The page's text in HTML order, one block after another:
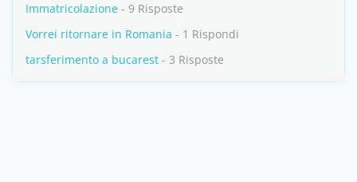
Immatricolazione - 9 Risposte
Vorrei ritornare in Romania - 1 Rispondi
tarsferimento a bucarest - 3 Risposte